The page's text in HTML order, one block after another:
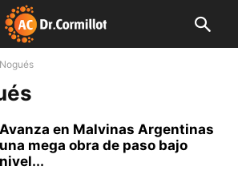
Avanza en Malvinas Argentinas
una mega obra de paso bajo
nivel...